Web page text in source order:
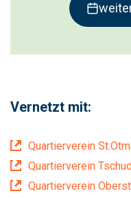
Vernetzt mit:
Quartierverein
Quartierverein
Quartierverein